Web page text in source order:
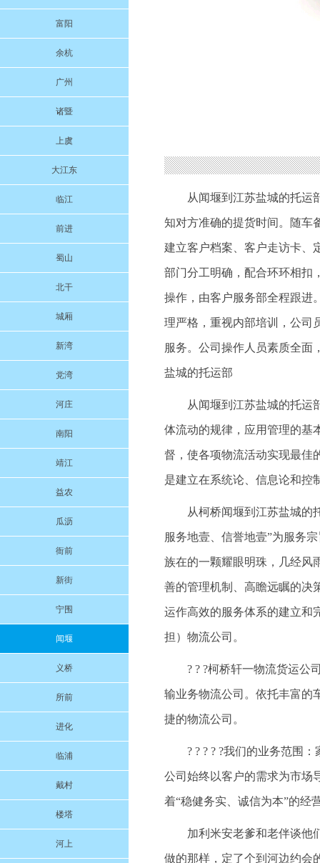
富阳
余杭
广州
诸暨
上虞
大江东
临江
前进
蜀山
北干
城厢
新湾
党湾
河庄
南阳
靖江
益农
瓜沥
衙前
新街
宁围
闻堰
义桥
所前
进化
临浦
戴村
楼塔
河上
从闻堰到江苏盐城的托运
知对方准确的提货时间。随车
建立客户档案、客户走访卡、
部门分工明确，配合环环相扣
操作，由客户服务部全程跟进
理严格，重视内部培训，公司
服务。公司操作人员素质全面
盐城的托运部
从闻堰到江苏盐城的托运
体流动的规律，应用管理的基
督，使各项物流活动实现最佳
是建立在系统论、信息论和控
从柯桥闻堰到江苏盐城的
服务地壹、信誉地壹”为服务
族在的一颗耀眼明珠，几经风
善的管理机制、高瞻远瞩的决
运作高效的服务体系的建立和
担）物流公司。
? ? ?柯桥轩一物流货运公
输业务物流公司。依托丰富的
捷的物流公司。
? ? ? ? ?我们的业务范围
公司始终以客户的需求为市场
着“稳健务实、诚信为本”的经
加利米安老爹和老伴谈他
做的那样，定了个到河边约会